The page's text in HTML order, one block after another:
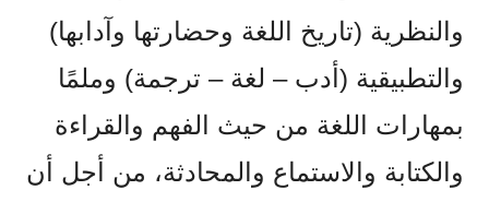
والنظرية (تاريخ اللغة وحضارتها وآدابها)
والتطبيقية (أدب – لغة – ترجمة) وملمًا
بمهارات اللغة من حيث الفهم والقراءة
والكتابة والاستماع والمحادثة، من أجل أن